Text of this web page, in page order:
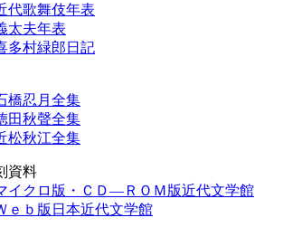
代歌舞伎年表
太夫年表
多村緑郎日記
橋忍月全集
田秋聲全集
松秋江全集
資料
イクロ版・ＣＤ―ＲＯＭ版近代文学館
ｅｂ版日本近代文学館